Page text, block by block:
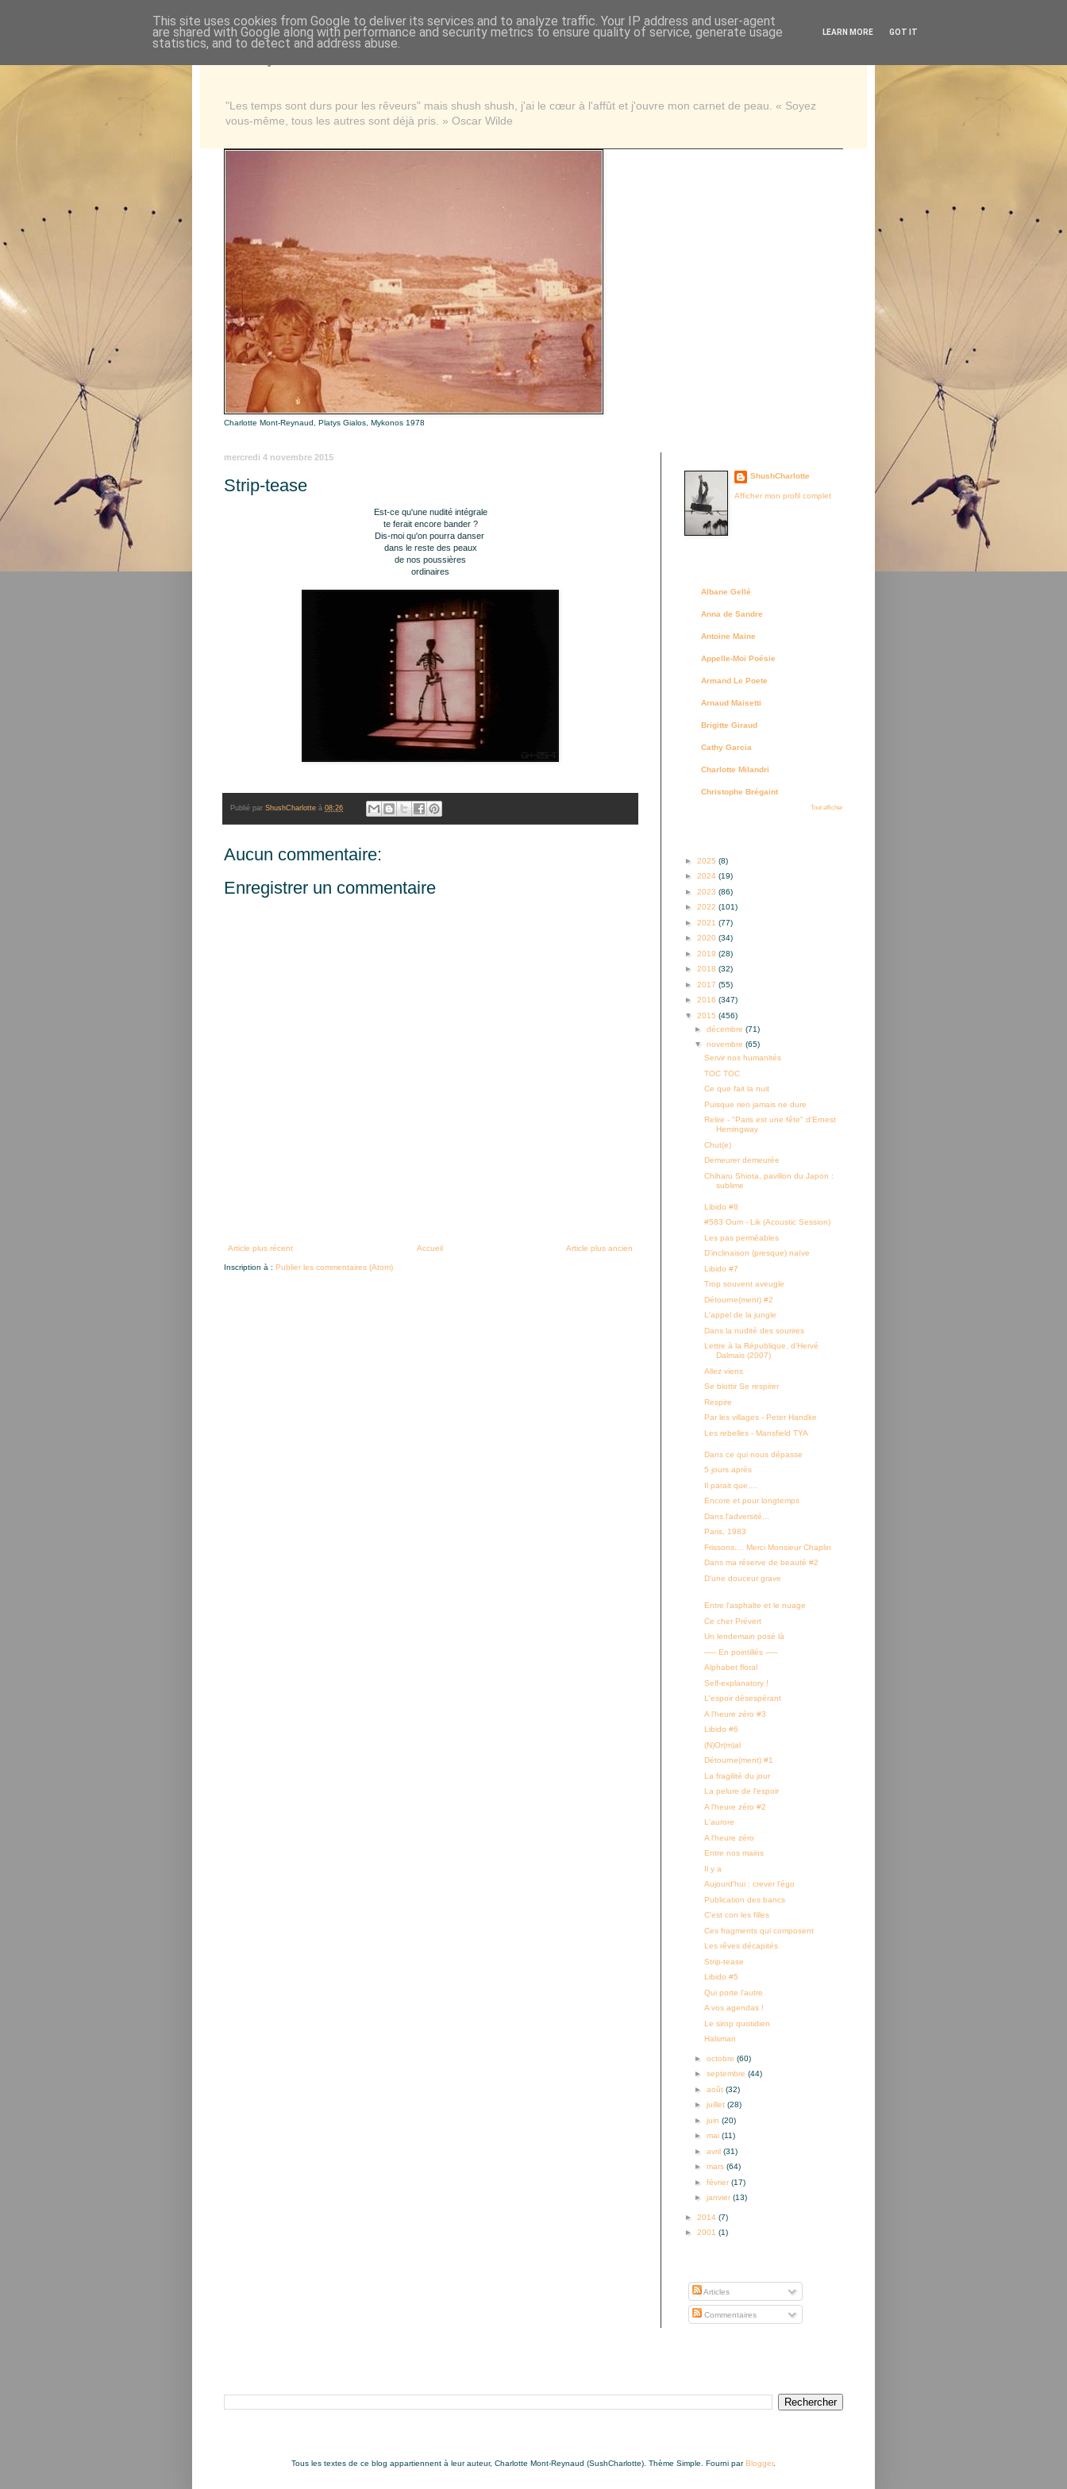
"Les temps sont durs pour les rêveurs" mais shush shush, j'ai le cœur à l'affût et j'ouvre mon carnet de peau. « Soyez
vous-même, tous les autres sont déjà pris. » Oscar Wilde
Charlotte Mont-Reynaud, Platys Gialos, Mykonos 1978
mercredi 4 novembre 2015
Strip-tease
Est-ce qu'une nudité intégrale
te ferait encore bander ?
Dis-moi qu'on pourra danser
dans le reste des peaux
de nos poussières
ordinaires
Publié par ShushCharlotte à 08:26
Aucun commentaire:
Enregistrer un commentaire
Article plus récent Article plus ancien
Accueil
Inscription à : Publier les commentaires (Atom)
ShushCharlotte
Afficher mon profil complet
Albane Gellé
Anna de Sandre
Antoine Maine
Appelle-Moi Poésie
Armand Le Poete
Arnaud Maisetti
Brigitte Giraud
Cathy Garcia
Charlotte Milandri
Christophe Brégaint
Tout afficher
► 2025 (8)
► 2024 (19)
► 2023 (86)
► 2022 (101)
► 2021 (77)
► 2020 (34)
► 2019 (28)
► 2018 (32)
► 2017 (55)
► 2016 (347)
▼ 2015 (456)
► décembre (71)
▼ novembre (65)
Servir nos humanités
TOC TOC
Ce que fait la nuit
Puisque rien jamais ne dure
Relire - "Paris est une fête" d'Ernest
Hemingway
Chut(e)
Demeurer demeurée
Chiharu Shiota, pavillon du Japon :
sublime
Libido #8
#583 Oum - Lik (Acoustic Session)
Les pas perméables
D'inclinaison (presque) naïve
Libido #7
Trop souvent aveugle
Détourne(ment) #2
L'appel de la jungle
Dans la nudité des sourires
Lettre à la République, d'Hervé
Dalmais (2007)
Allez viens
Se blottir Se respirer
Respire
Par les villages - Peter Handke
Les rebelles - Mansfield TYA
Dans ce qui nous dépasse
5 jours après
Il parait que....
Encore et pour longtemps
Dans l'adversité...
Paris, 1983
Frissons.... Merci Monsieur Chaplin
Dans ma réserve de beauté #2
D'une douceur grave
Entre l'asphalte et le nuage
Ce cher Prévert
Un lendemain posé là
----- En pointillés -----
Alphabet floral
Self-explanatory !
L'espoir désespérant
A l'heure zéro #3
Libido #6
(N)Or(m)al
Détourne(ment) #1
La fragilité du jour
La pelure de l'espoir
A l'heure zéro #2
L'aurore
A l'heure zéro
Entre nos mains
Il y a
Aujourd'hui : crever l'égo
Publication des bancs
C'est con les filles
Ces fragments qui composent
Les rêves décapités
Strip-tease
Libido #5
Qui porte l'autre
A vos agendas !
Le sirop quotidien
Halsman
► octobre (60)
► septembre (44)
► août (32)
► juillet (28)
► juin (20)
► mai (11)
► avril (31)
► mars (64)
► février (17)
► janvier (13)
► 2014 (7)
► 2001 (1)
Articles
Commentaires
Tous les textes de ce blog appartiennent à leur auteur, Charlotte Mont-Reynaud (SushCharlotte). Thème Simple. Fourni parBlogger.
This site uses cookies from Google to deliver its services and to analyze traffic. Your IP address and user-agent
are shared with Google along with performance and security metrics to ensure quality of service, generate usage
statistics, and to detect and address abuse.
LEARN MORE GOT IT